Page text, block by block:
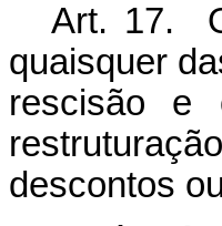
Art. 17.
quaisquer
rescisão e
descontos